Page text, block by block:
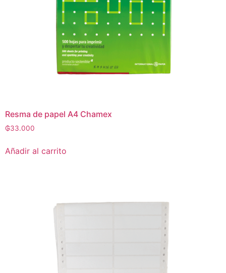
Resma de papel A4 Chamex
₲33.000
Añadir al carrito